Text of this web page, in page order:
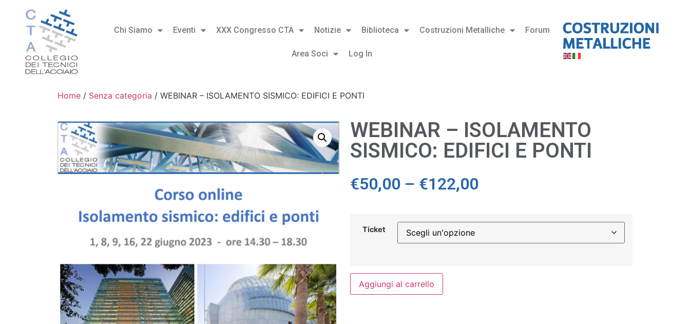
Chi Siamo Eventi XXX Congresso CTA Notizie Biblioteca Costruzioni Metalliche Forum
Area Soci Log In
Home / Senza categoria / WEBINAR – ISOLAMENTO SISMICO: EDIFICI E PONTI
WEBINAR – ISOLAMENTO
SISMICO: EDIFICI E PONTI
€50,00 – €122,00
Ticket
Aggiungi al carrello